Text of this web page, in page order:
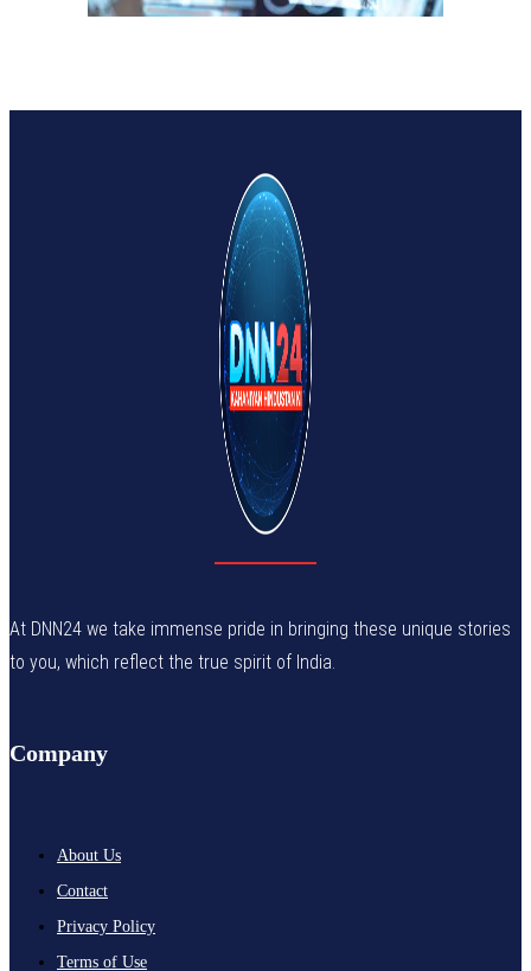
At DNN24 we take immense pride in bringing these unique stories
to you, which reflect the true spirit of India.
Company
About Us
Contact
Privacy Policy
Terms of Use